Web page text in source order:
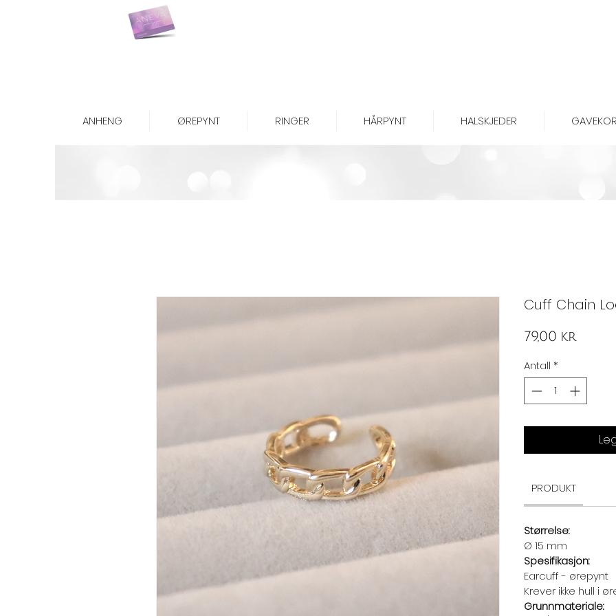
ANHENG ØREPYNT RINGER HÅRPYNT HALSKJEDER
Cuff Chain
79,00 kr
Antall *
PRODUKT
Størrelse:
Ø 15 mm
Spesifikasjon:
Earcuff - ørepynt
Krever ikke hull i
Grunnmateriale: